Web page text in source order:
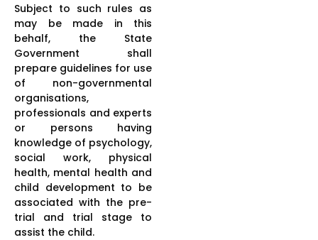
Subject to such rules as
may be made in this
behalf, the State
Government shall
prepare guidelines for use
of non-governmental
organisations,
professionals and experts
or persons having
knowledge of psychology,
social work, physical
health, mental health and
child development to be
associated with the pre-
trial and trial stage to
assist the child.